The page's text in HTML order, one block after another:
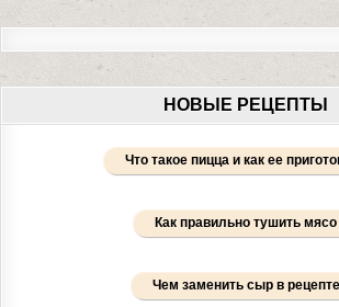
НОВЫЕ РЕЦЕПТЫ
Что такое пицца и как ее
Как правильно тушить мясо
Чем заменить сыр в рецепте